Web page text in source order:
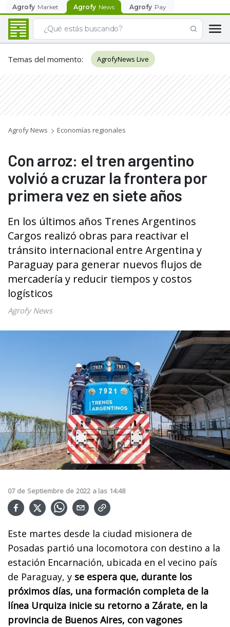
Agrofy Market Agrofy News Agrofy Pay
Temas del momento: AgrofyNews Live
Agrofy News Economías regionales
Con arroz: el tren argentino
volvió a cruzar la frontera por
primera vez en siete años
En los últimos años Trenes Argentinos
Cargos realizó obras para reactivar el
tránsito internacional entre Argentina y
Paraguay para generar nuevos flujos de
mercadería y reducir tiempos y costos
logísticos
Agrofy News
07 de Septiembre de 2022 a las 14:48
Este martes desde la ciudad misionera de
Posadas partió una locomotora con destino a la
estación Encarnación, ubicada en el vecino país
de Paraguay, y se espera que, durante los
próximos días, una formación completa de la
línea Urquiza inicie su retorno a Zárate, en la
provincia de Buenos Aires, con vagones